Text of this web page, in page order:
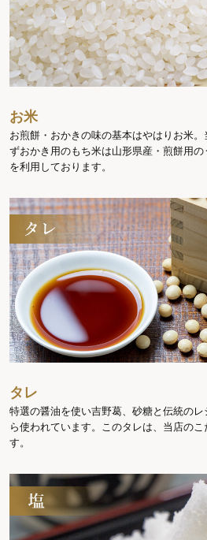
お米
お煎餅・おかきの味の基本はやはりお米
ずおかき用のもち米は山形県産・煎餅用
を利用しております。
タレ
特選の醤油を使い吉野葛、砂糖と伝統の
ら使われています。このタレは、当店の
す。